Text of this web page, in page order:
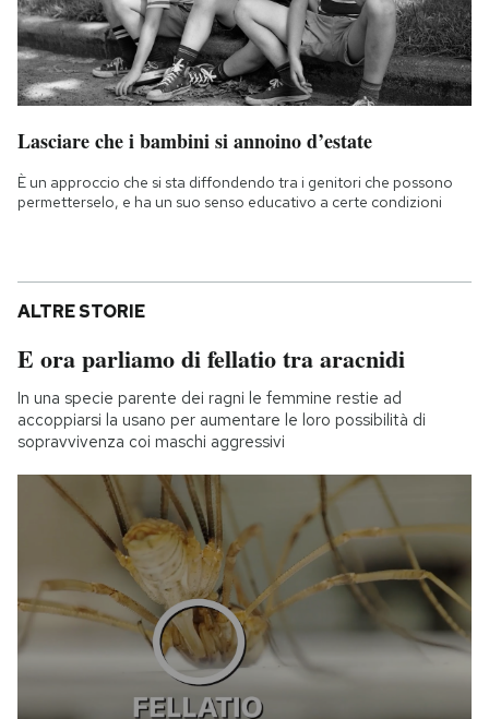
Lasciare che i bambini si annoino d’estate
È un approccio che si sta diffondendo tra i genitori che possono
permetterselo, e ha un suo senso educativo a certe condizioni
ALTRE STORIE
E ora parliamo di fellatio tra aracnidi
In una specie parente dei ragni le femmine restie ad
accoppiarsi la usano per aumentare le loro possibilità di
sopravvivenza coi maschi aggressivi